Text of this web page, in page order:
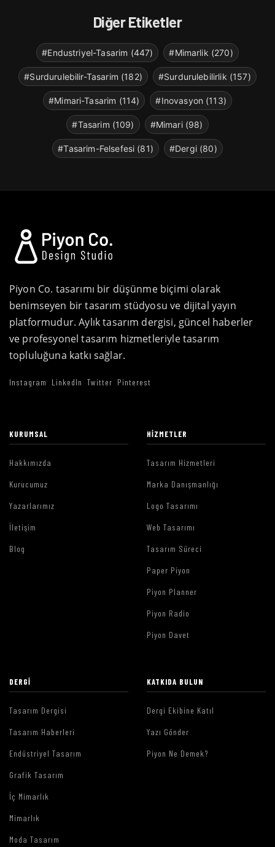
Diğer Etiketler
#Endustriyel-Tasarim (447) #Mimarlik (270)
#Surdurulebilir-Tasarim (182) #Surdurulebilirlik (157)
#Mimari-Tasarim (114) #Inovasyon (113)
#Tasarim (109) #Mimari (98)
#Tasarim-Felsefesi (81) #Dergi (80)
Piyon Co. tasarımı bir düşünme biçimi olarak
benimseyen bir tasarım stüdyosu ve dijital yayın
platformudur. Aylık tasarım dergisi, güncel haberler
ve profesyonel tasarım hizmetleriyle tasarım
topluluğuna katkı sağlar.
Instagram LinkedIn Twitter Pinterest
KURUMSAL
Hakkımızda
Kurucumuz
Yazarlarımız
İletişim
Blog
HIZMETLER
Tasarım Hizmetleri
Marka Danışmanlığı
Logo Tasarımı
Web Tasarımı
Tasarım Süreci
Paper Piyon
Piyon Planner
Piyon Radio
Piyon Davet
DERGI
Tasarım Dergisi
Tasarım Haberleri
Endüstriyel Tasarım
Grafik Tasarım
İç Mimarlık
Mimarlık
Moda Tasarım
KATKIDA BULUN
Dergi Ekibine Katıl
Yazı Gönder
Piyon Ne Demek?